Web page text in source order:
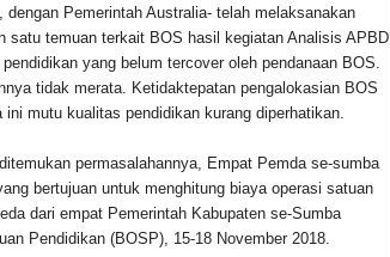
Pemerintah Australia- telah melaksanakan
satu temuan terkait BOS hasil kegiatan Analisis APBD
yang belum tercover oleh pendanaan BOS.
tidak merata. Ketidaktepatan pengalokasian BOS
mutu kualitas pendidikan kurang diperhatikan.
permasalahannya, Empat Pemda se-sumba
bertujuan untuk menghitung biaya operasi satuan
dari empat Pemerintah Kabupaten se-Sumba
Pendidikan (BOSP), 15-18 November 2018.